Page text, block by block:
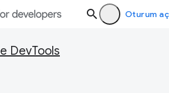
Oturum aç
DevTools